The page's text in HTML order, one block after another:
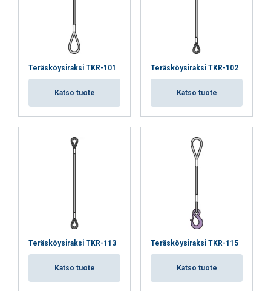
Teräsköysiraksi TKR-101
Katso tuote
Teräsköysiraksi TKR-102
Katso tuote
Teräsköysiraksi TKR-113
Katso tuote
Teräsköysiraksi TKR-115
Katso tuote